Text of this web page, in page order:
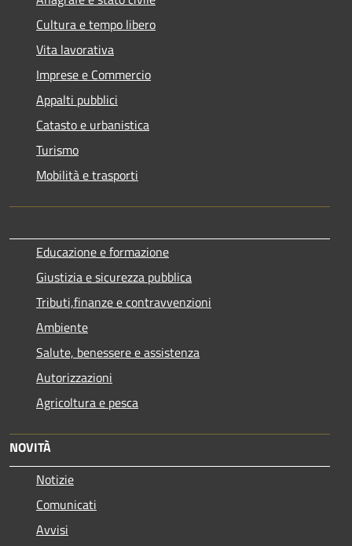
Cultura e tempo libero
Vita lavorativa
Imprese e Commercio
Appalti pubblici
Catasto e urbanistica
Turismo
Mobilità e trasporti
Educazione e formazione
Giustizia e sicurezza pubblica
Tributi,finanze e contravvenzioni
Ambiente
Salute, benessere e assistenza
Autorizzazioni
Agricoltura e pesca
NOVITÀ
Notizie
Comunicati
Avvisi